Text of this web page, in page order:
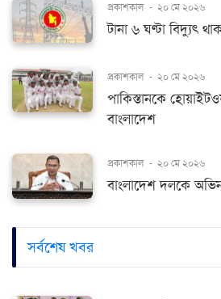
প্রকাশকাল - ২০ মে ২০২৬
টানা ৬ ঘণ্টা বিদ্যুৎ
প্রকাশকাল - ২০ মে ২০২৬
পাকিস্তানকে
বাংলাদেশ
প্রকাশকাল - ২০ মে ২০২৬
বাংলাদেশ দলকে
সর্বশেষ খবর